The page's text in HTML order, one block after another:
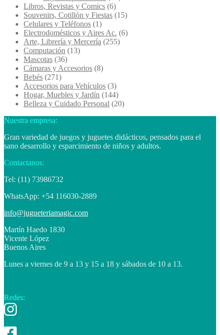
Libros, Revistas y Comics (6)
Souvenirs, Cotillón y Fiestas (15)
Celulares y Teléfonos (1)
Electrodomésticos y Aires Ac. (6)
Arte, Librería y Mercería (255)
Computación (13)
Mascotas (36)
Cámaras y Accesorios (8)
Bebés (271)
Accesorios para Vehículos (3)
Hogar, Muebles y Jardín (144)
Belleza y Cuidado Personal (20)
Nuestra empresa:
Gran variedad de juegos y juguetes didácticos, pensados para el
sano desarrollo y esparcimiento de niños y adultos.
Contactanos:
Tel: (11) 73986732
WhatsApp: +54 116030-2889
info@jugueteriamagic.com
Martín Haedo 1830
Vicente López
Buenos Aires
Lunes a viernes de 9 a 13 y 15 a 18 y sábados de 10 a 13.
Redes: